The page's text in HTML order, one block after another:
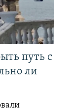
путь с
ли